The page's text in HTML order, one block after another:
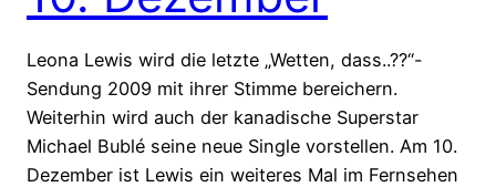
Leona Lewis wird die letzte „Wetten, dass..??“-
Sendung 2009 mit ihrer Stimme bereichern.
Weiterhin wird auch der kanadische Superstar
Michael Bublé seine neue Single vorstellen. Am 10.
Dezember ist Lewis ein weiteres Mal im Fernsehen